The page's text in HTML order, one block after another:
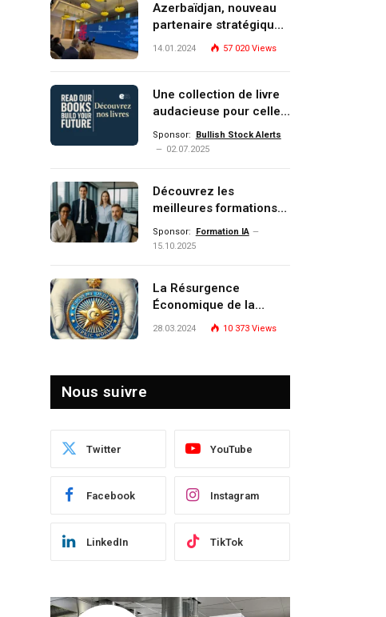
Azerbaïdjan, nouveau
partenaire stratégique
de l’Union européenne
14.01.2024 57 020 Views
Une collection de livre
audacieuse pour celles
et ceux qui veulent
comprendre, investir et
Sponsor:
Bullish Stock Alerts
02.07.2025
Découvrez les
meilleures formations
Data, IA, automatisation
et investissement
écosystème d’experts
Sponsor:
Formation IA
15.10.2025
La Résurgence
Économique de la
Turquie : Naviguer dans
28.03.2024 10 373 Views
Nous suivre
Twitter YouTube
Facebook Instagram
LinkedIn TikTok